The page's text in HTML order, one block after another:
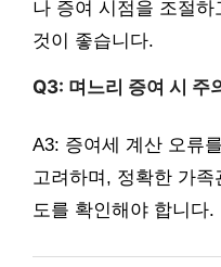
나 증여 시점을 조절
것이 좋습니다.
Q3: 며느리 증여 시 주
A3: 증여세 계산 오류
고려하며, 정확한 가
도를 확인해야 합니다.